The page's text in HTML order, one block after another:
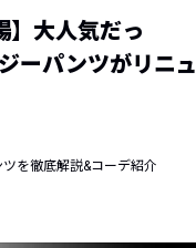
】大人気だっ
ーパンツがリニュ
を徹底解説&コーデ紹介